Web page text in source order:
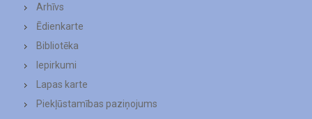
Arhīvs
Ēdienkarte
Bibliotēka
Iepirkumi
Lapas karte
Piekļūstamības paziņojums